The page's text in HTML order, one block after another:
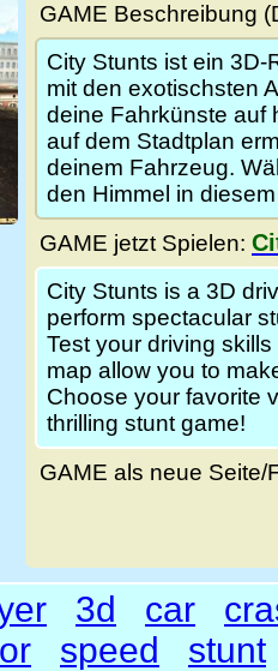
GAME Beschreibung
City Stunts ist ein
mit den exotischsten
deine Fahrkünste auf
auf dem Stadtplan
deinem Fahrzeug.
den Himmel in
GAME jetzt Spielen:
City Stunts is a 3D
perform spectacular
Test your driving
map allow you to
Choose your favorite
thrilling stunt game!
GAME als neue
3d car
speed stunt